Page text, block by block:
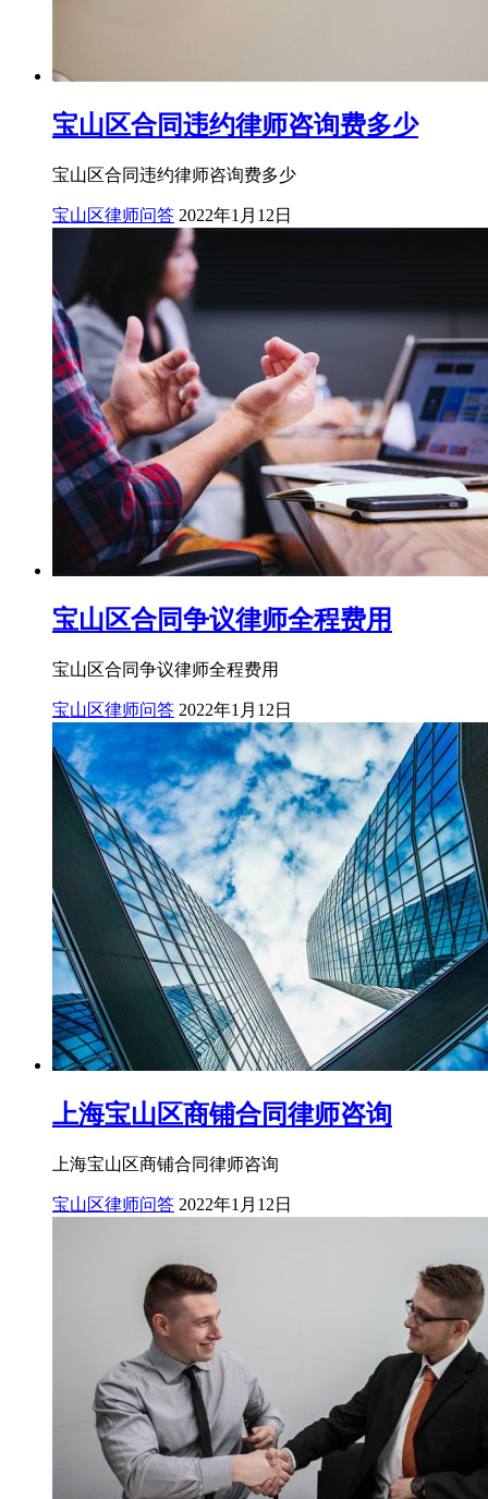
宝山区合同违约律师咨询费多少
宝山区合同违约律师咨询费多少
宝山区律师问答 2022年1月12日
宝山区合同争议律师全程费用
宝山区合同争议律师全程费用
宝山区律师问答 2022年1月12日
上海宝山区商铺合同律师咨询
上海宝山区商铺合同律师咨询
宝山区律师问答 2022年1月12日